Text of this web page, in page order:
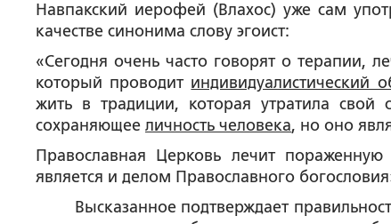
Навпакский иерофей (Влахос) уже сам
качестве синонима слову эгоист:
«Сегодня очень часто говорят о терапии,
который проводит индивидуалистический
жить в традиции, которая утратила свой
сохраняющее личность человека, но оно
Православная Церковь лечит пораженную
является и делом Православного
Высказанное подтверждает